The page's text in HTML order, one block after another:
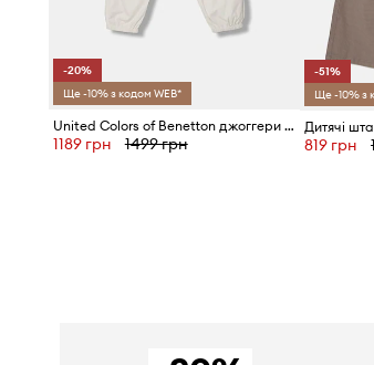
-20%
Ще -10% з кодом WEB*
United Colors of Benetton джоггери дитячі з бавовною
1189 грн 1499 грн
-51%
Ще -10% з
819 грн